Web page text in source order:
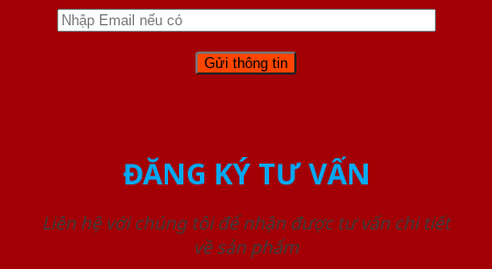
ĐĂNG KÝ TƯ VẤN
Liên hệ với chúng tôi để nhận được tư vấn chi tiết
về sản phẩm